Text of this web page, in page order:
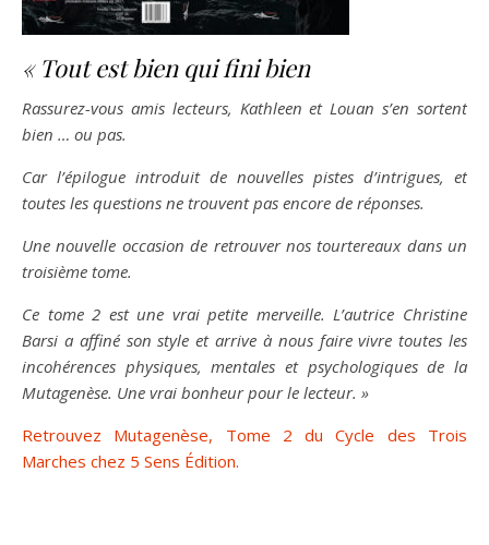
« Tout est bien qui fini bien
Rassurez-vous amis lecteurs, Kathleen et Louan s’en sortent
bien … ou pas.
Car l’épilogue introduit de nouvelles pistes d’intrigues, et
toutes les questions ne trouvent pas encore de réponses.
Une nouvelle occasion de retrouver nos tourtereaux dans un
troisième tome.
Ce tome 2 est une vrai petite merveille. L’autrice Christine
Barsi a affiné son style et arrive à nous faire vivre toutes les
incohérences physiques, mentales et psychologiques de la
Mutagenèse. Une vrai bonheur pour le lecteur. »
Retrouvez Mutagenèse, Tome 2 du Cycle des Trois
Marches chez 5 Sens Édition.